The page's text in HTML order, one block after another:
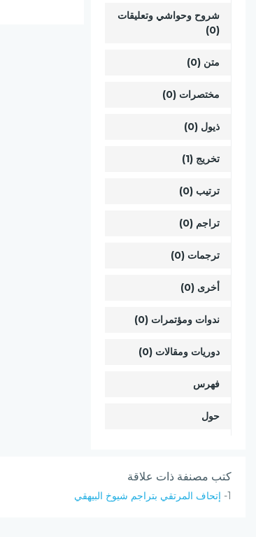
شروح وحواشي وتعليقات
(0)
متن (0)
مختصرات (0)
ذيول (0)
تخريج (1)
ترتيب (0)
تراجم (0)
ترجمات (0)
أخرى (0)
ندوات ومؤتمرات (0)
دوريات ومقالات (0)
فهرس
حول
كتب مصنفة ذات علاقة
1- إتحاف المرتقي بتراجم شيوخ البيهقي